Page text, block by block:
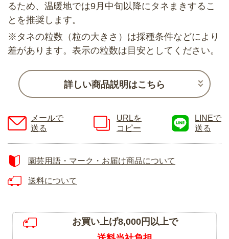
るため、温暖地では9月中旬以降にタネまきするこ
とを推奨します。
※タネの粒数（粒の大きさ）は採種条件などにより
差があります。表示の粒数は目安としてください。
詳しい商品説明はこちら
メールで
送る
URLを
コピー
LINEで
送る
園芸用語・マーク・お届け商品について
送料について
お買い上げ8,000円以上で